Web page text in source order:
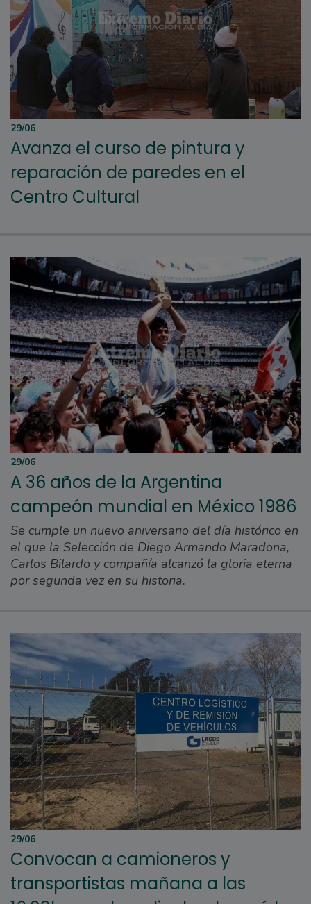
29/06
Avanza el curso de pintura y
reparación de paredes en el
Centro Cultural
29/06
A 36 años de la Argentina
campeón mundial en México 1986
Se cumple un nuevo aniversario del día histórico en
el que la Selección de Diego Armando Maradona,
Carlos Bilardo y compañía alcanzó la gloria eterna
por segunda vez en su historia.
29/06
Convocan a camioneros y
transportistas mañana a las